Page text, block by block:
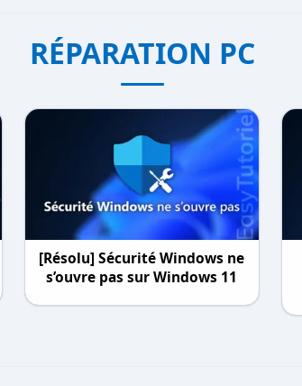
RÉPARATION PC
[Résolu] Sécurité Windows ne
s’ouvre pas sur Windows 11